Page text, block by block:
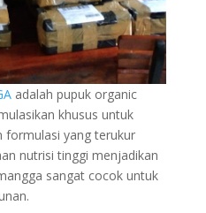
adalah pupuk organic
khusus untuk
formulasi yang terukur
nutrisi tinggi menjadikan
sangat cocok untuk